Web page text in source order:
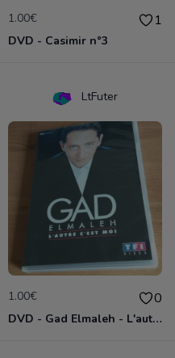
1.00€ 1
DVD - Casimir n°3
LtFuter
1.00€ 0
DVD - Gad Elmaleh - L'autre c'est moi